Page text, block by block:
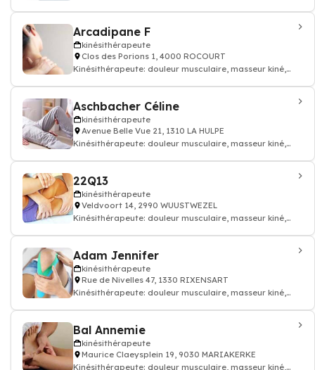
Arcadipane F
kinésithérapeute
Clos des Porions 1, 4000 ROCOURT
Kinésithérapeute: douleur musculaire, masseur kiné,
Aschbacher Céline
kinésithérapeute
Avenue Belle Vue 21, 1310 LA HULPE
Kinésithérapeute: douleur musculaire, masseur kiné,
22Q13
kinésithérapeute
Veldvoort 14, 2990 WUUSTWEZEL
Kinésithérapeute: douleur musculaire, masseur kiné,
Adam Jennifer
kinésithérapeute
Rue de Nivelles 47, 1330 RIXENSART
Kinésithérapeute: douleur musculaire, masseur kiné,
Bal Annemie
kinésithérapeute
Maurice Claeysplein 19, 9030 MARIAKERKE
Kinésithérapeute: douleur musculaire, masseur kiné,